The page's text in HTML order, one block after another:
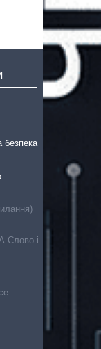
безпека
Слово і